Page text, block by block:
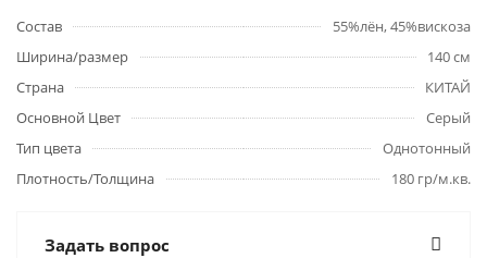
Состав
55%лён, 45%вискоза
Ширина/размер
140 см
Страна
КИТАЙ
Основной Цвет
Серый
Тип цвета
Однотонный
Плотность/Толщина
180 гр/м.кв.
Задать вопрос